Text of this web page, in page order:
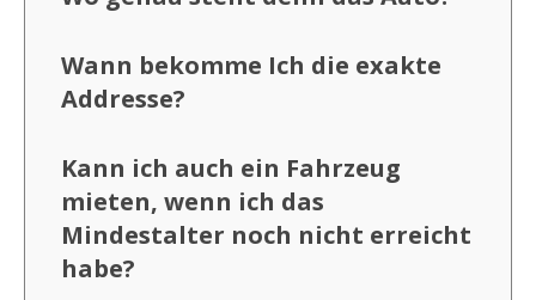
Wann bekomme Ich die exakte
Addresse?
Kann ich auch ein Fahrzeug
mieten, wenn ich das
Mindestalter noch nicht erreicht
habe?